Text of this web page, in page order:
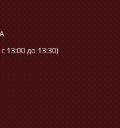
13:00 до 13:30)